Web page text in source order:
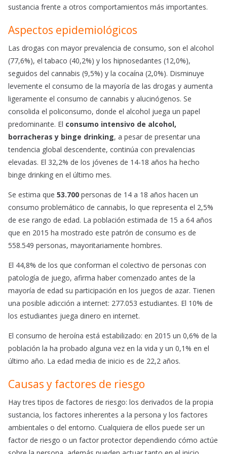
sustancia frente a otros comportamientos más importantes.
Aspectos epidemiológicos
Las drogas con mayor prevalencia de consumo, son el alcohol
(77,6%), el tabaco (40,2%) y los hipnosedantes (12,0%),
seguidos del cannabis (9,5%) y la cocaína (2,0%). Disminuye
levemente el consumo de la mayoría de las drogas y aumenta
ligeramente el consumo de cannabis y alucinógenos. Se
consolida el policonsumo, donde el alcohol juega un papel
predominante. El consumo intensivo de alcohol,
borracheras y binge drinking, a pesar de presentar una
tendencia global descendente, continúa con prevalencias
elevadas. El 32,2% de los jóvenes de 14-18 años ha hecho
binge drinking en el último mes.
Se estima que 53.700 personas de 14 a 18 años hacen un
consumo problemático de cannabis, lo que representa el 2,5%
de ese rango de edad. La población estimada de 15 a 64 años
que en 2015 ha mostrado este patrón de consumo es de
558.549 personas, mayoritariamente hombres.
El 44,8% de los que conforman el colectivo de personas con
patología de juego, afirma haber comenzado antes de la
mayoría de edad su participación en los juegos de azar. Tienen
una posible adicción a internet: 277.053 estudiantes. El 10% de
los estudiantes juega dinero en internet.
El consumo de heroína está estabilizado: en 2015 un 0,6% de la
población la ha probado alguna vez en la vida y un 0,1% en el
último año. La edad media de inicio es de 22,2 años.
Causas y factores de riesgo
Hay tres tipos de factores de riesgo: los derivados de la propia
sustancia, los factores inherentes a la persona y los factores
ambientales o del entorno. Cualquiera de ellos puede ser un
factor de riesgo o un factor protector dependiendo cómo actúe